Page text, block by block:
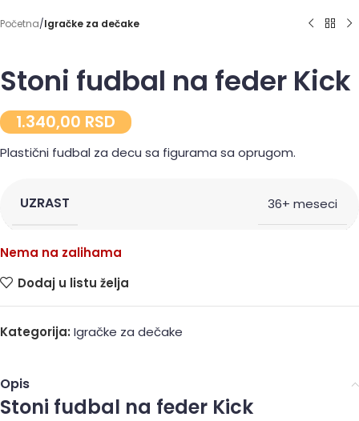
Početna Igračke za dečake
Stoni fudbal na feder Kick
1.340,00 RSD
Plastični fudbal za decu sa figurama sa oprugom.
UZRAST 36+ meseci
Nema na zalihama
Dodaj u listu želja
Kategorija: Igračke za dečake
Opis
Stoni fudbal na feder Kick